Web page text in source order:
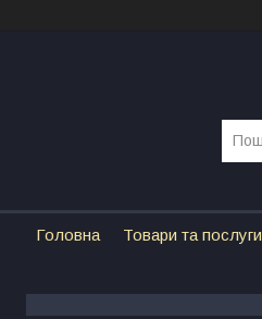
Головна Товари та послуги